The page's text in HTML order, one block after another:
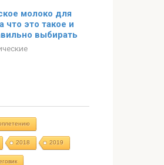
молоко для
что это такое и
выбирать
2018 2019